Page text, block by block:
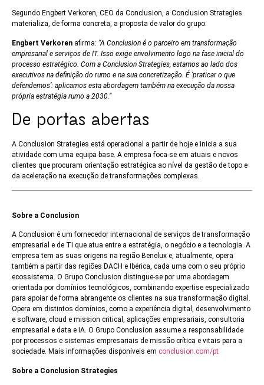
Segundo Engbert Verkoren, CEO da Conclusion, a Conclusion Strategies
materializa, de forma concreta, a proposta de valor do grupo.
Engbert Verkoren afirma: “A Conclusion é o parceiro em transformação
empresarial e serviços de IT. Isso exige envolvimento logo na fase inicial do
processo estratégico. Com a Conclusion Strategies, estamos ao lado dos
executivos na definição do rumo e na sua concretização. É ‘praticar o que
defendemos’: aplicamos esta abordagem também na execução da nossa
própria estratégia rumo a 2030.”
De portas abertas
A Conclusion Strategies está operacional a partir de hoje e inicia a sua
atividade com uma equipa base. A empresa foca-se em atuais e novos
clientes que procuram orientação estratégica ao nível da gestão de topo e
da aceleração na execução de transformações complexas.
Sobre a Conclusion
A Conclusion é um fornecedor internacional de serviços de transformação
empresarial e de TI que atua entre a estratégia, o negócio e a tecnologia. A
empresa tem as suas origens na região Benelux e, atualmente, opera
também a partir das regiões DACH e Ibérica, cada uma com o seu próprio
ecossistema. O Grupo Conclusion distingue-se por uma abordagem
orientada por domínios tecnológicos, combinando expertise especializado
para apoiar de forma abrangente os clientes na sua transformação digital.
Opera em distintos domínios, como a experiência digital, desenvolvimento
e software, cloud e mission critical, aplicações empresariais, consultoria
empresarial e data e IA. O Grupo Conclusion assume a responsabilidade
por processos e sistemas empresariais de missão crítica e vitais para a
sociedade. Mais informações disponíveis em conclusion.com/pt
Sobre a Conclusion Strategies